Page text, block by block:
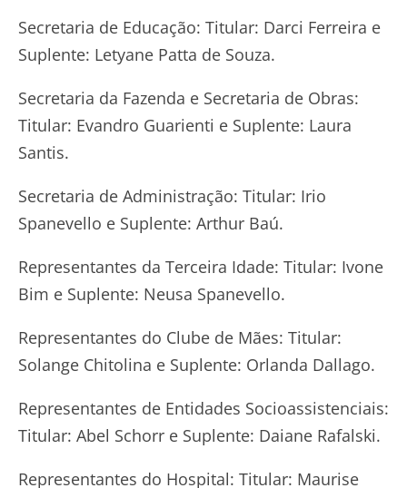
Secretaria de Educação: Titular: Darci Ferreira e
Suplente: Letyane Patta de Souza.
Secretaria da Fazenda e Secretaria de Obras:
Titular: Evandro Guarienti e Suplente: Laura
Santis.
Secretaria de Administração: Titular: Irio
Spanevello e Suplente: Arthur Baú.
Representantes da Terceira Idade: Titular: Ivone
Bim e Suplente: Neusa Spanevello.
Representantes do Clube de Mães: Titular:
Solange Chitolina e Suplente: Orlanda Dallago.
Representantes de Entidades Socioassistenciais:
Titular: Abel Schorr e Suplente: Daiane Rafalski.
Representantes do Hospital: Titular: Maurise